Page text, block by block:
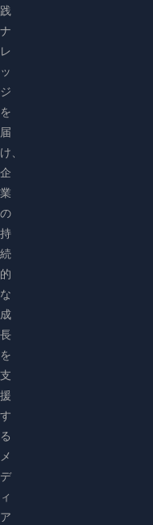
践
ナ
レ
ッ
ジ
を
届
け、
企
業
の
持
続
的
な
成
長
を
支
援
す
る
メ
デ
ィ
ア